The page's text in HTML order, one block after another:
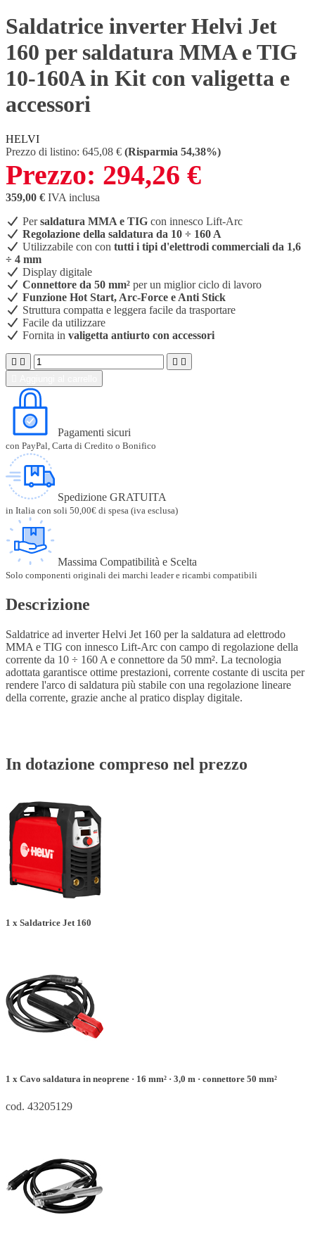
Saldatrice inverter Helvi Jet
160 per saldatura MMA e TIG
10-160A in Kit con valigetta e
accessori
HELVI
Prezzo di listino: 645,08 € (Risparmia 54,38%)
Prezzo: 294,26 €
359,00 € IVA inclusa
Persaldatura MMA e TIG con innesco Lift-Arc
Regolazione della saldatura da 10 ÷ 160 A
Utilizzabile con con tutti i tipi d'elettrodi commerciali da 1,6
÷ 4 mm
Display digitale
Connettore da 50 mm² per un miglior ciclo di lavoro
Funzione Hot Start, Arc-Force e Anti Stick
Struttura compatta e leggera facile da trasportare
Facile da utilizzare
Fornita in valigetta antiurto con accessori
   
Pagamenti sicuri
con PayPal, Carta di Credito o Bonifico
Spedizione GRATUITA
in Italia con soli 50,00€ di spesa (iva esclusa)
Massima Compatibilità e Scelta
Solo componenti originali dei marchi leader e ricambi compatibili
Descrizione
Saldatrice ad inverter Helvi Jet 160 per la saldatura ad elettrodo
MMA e TIG con innesco Lift-Arc con campo di regolazione della
corrente da 10 ÷ 160 A e connettore da 50 mm². La tecnologia
adottata garantisce ottime prestazioni, corrente costante di uscita per
rendere l'arco di saldatura più stabile con una regolazione lineare
della corrente, grazie anche al pratico display digitale.
In dotazione compreso nel prezzo
1 x Saldatrice Jet 160
1 x Cavo saldatura in neoprene · 16 mm² · 3,0 m · connettore 50 mm²
cod. 43205129